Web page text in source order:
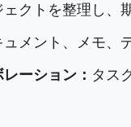
ェクトを整理し、
ュメント、メモ、
ーション： タス